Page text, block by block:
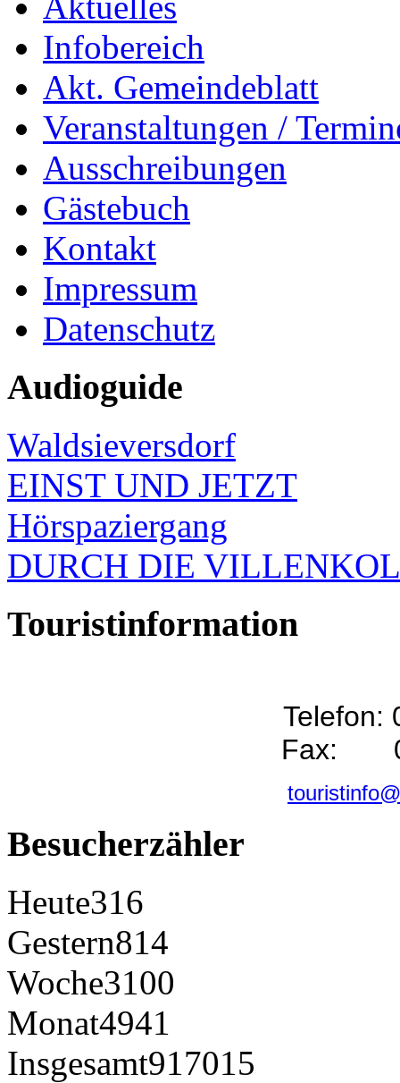
Infobereich
Akt. Gemeindeblatt
Veranstaltungen /
Ausschreibungen
Gästebuch
Kontakt
Impressum
Datenschutz
Audioguide
Waldsieversdorf
EINST UND JETZT
Hörspaziergang
DURCH DIE
Touristinformation
Telefon:
Fax:
Besucherzähler
Heute316
Gestern814
Woche3100
Monat4941
Insgesamt917015